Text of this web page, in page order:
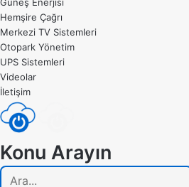
Hemşire Çağrı
Merkezi TV Sistemleri
Otopark Yönetim
UPS Sistemleri
Videolar
İletişim
Konu Arayın